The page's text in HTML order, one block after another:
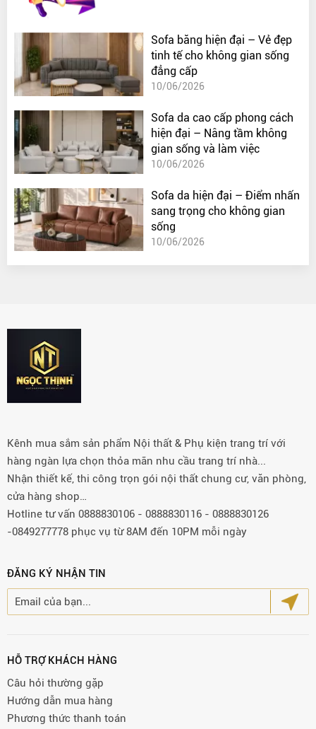
Sofa băng hiện đại – Vẻ đẹp
tinh tế cho không gian sống
đẳng cấp
10/06/2026
Sofa da cao cấp phong cách
hiện đại – Nâng tầm không
gian sống và làm việc
10/06/2026
Sofa da hiện đại – Điểm nhấn
sang trọng cho không gian
sống
10/06/2026
Kênh mua sắm sản phẩm Nội thất & Phụ kiện trang trí với
hàng ngàn lựa chọn thỏa mãn nhu cầu trang trí nhà...
Nhận thiết kế, thi công trọn gói nội thất chung cư, văn phòng,
cửa hàng shop…
Hotline tư vấn 0888830106 - 0888830116 - 0888830126
-0849277778 phục vụ từ 8AM đến 10PM mỗi ngày
ĐĂNG KÝ NHẬN TIN
HỖ TRỢ KHÁCH HÀNG
Câu hỏi thường gặp
Hướng dẫn mua hàng
Phương thức thanh toán